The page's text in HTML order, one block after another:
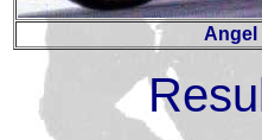
Angel